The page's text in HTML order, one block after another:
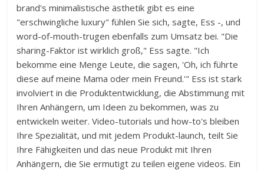
brand's minimalistische ästhetik gibt es eine
"erschwingliche luxury" fühlen Sie sich, sagte, Ess -, und
word-of-mouth-trugen ebenfalls zum Umsatz bei. "Die
sharing-Faktor ist wirklich groß," Ess sagte. "Ich
bekomme eine Menge Leute, die sagen, 'Oh, ich führte
diese auf meine Mama oder mein Freund.'" Ess ist stark
involviert in die Produktentwicklung, die Abstimmung mit
Ihren Anhängern, um Ideen zu bekommen, was zu
entwickeln weiter. Video-tutorials und how-to's bleiben
Ihre Spezialität, und mit jedem Produkt-launch, teilt Sie
Ihre Fähigkeiten und das neue Produkt mit Ihren
Anhängern, die Sie ermutigt zu teilen eigene videos. Ein